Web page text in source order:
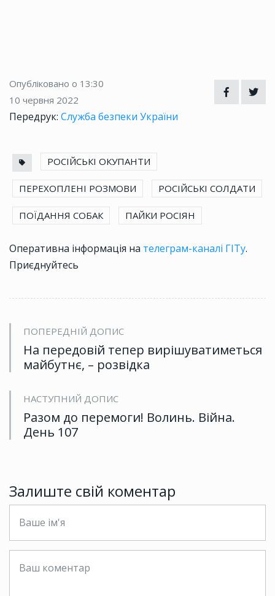
Опубліковано о 13:30
10 червня 2022
Передрук: Служба безпеки України
РОСІЙСЬКІ ОКУПАНТИ
ПЕРЕХОПЛЕНІ РОЗМОВИ РОСІЙСЬКІ СОЛДАТИ
ПОЇДАННЯ СОБАК ПАЙКИ РОСІЯН
Оперативна інформація на телеграм-каналі ГІТу.
Приєднуйтесь
ПОПЕРЕДНІЙ ДОПИС
На передовій тепер вирішуватиметься
майбутнє, – розвідка
НАСТУПНИЙ ДОПИС
Разом до перемоги! Волинь. Війна.
День 107
Залиште свій коментар